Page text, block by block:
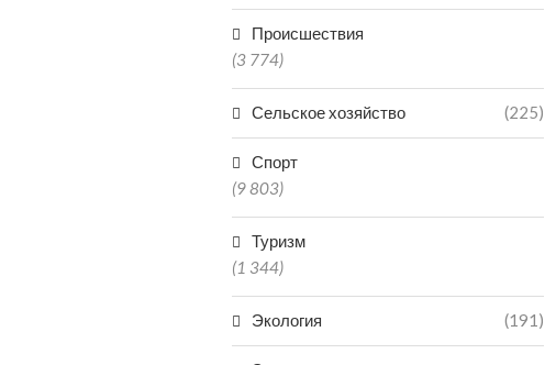
Происшествия
(3 774)
Сельское хозяйство (225)
Спорт
(9 803)
Туризм
(1 344)
Экология (191)